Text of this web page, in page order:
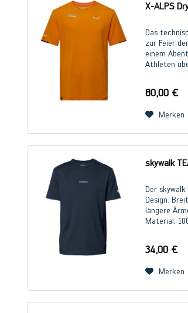
X-ALPS
Das
zur Feier
einem
Athleten
fliegen. Das
80,00 €
Merken
skywalk
Der
Design.
längere
Material:
34,00 €
Merken